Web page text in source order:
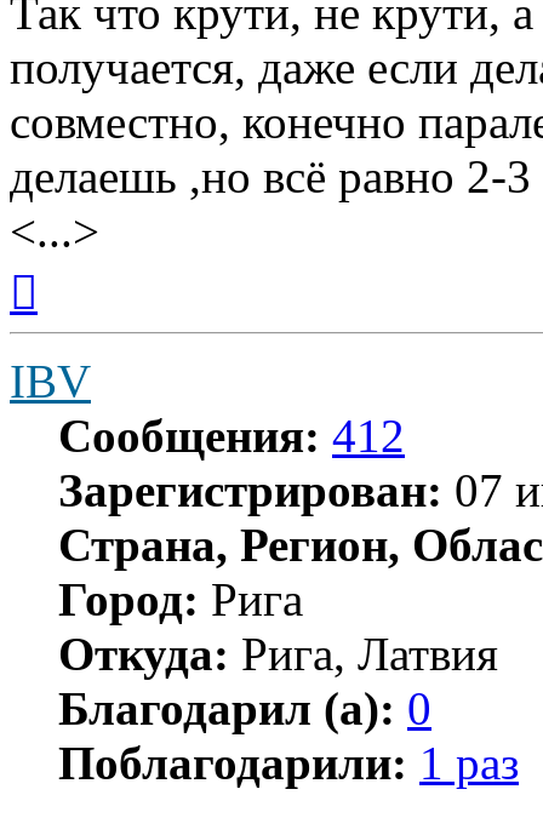
Так что крути, не крути,
получается, даже если
совместно, конечно
делаешь ,но всё равно
<...>
началу
IBV
Сообщения: 412
Зарегистрирован: 07
Страна, Регион,
Город: Рига
Откуда: Рига, Латвия
Благодарил (а): 0
Поблагодарили: 1 раз